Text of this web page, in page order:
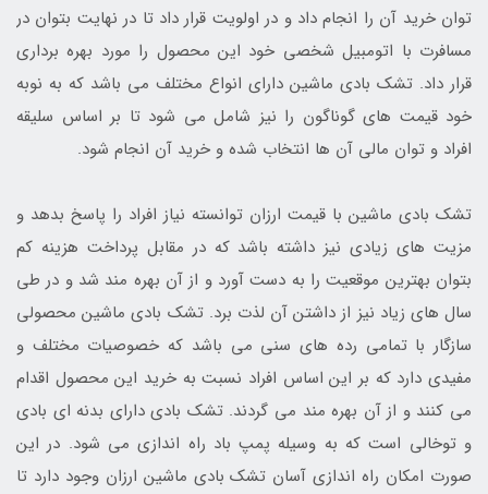
توان خرید آن را انجام داد و در اولویت قرار داد تا در نهایت بتوان در
مسافرت با اتومبیل شخصی خود این محصول را مورد بهره برداری
قرار داد. تشک بادی ماشین دارای انواع مختلف می باشد که به نوبه
خود قیمت های گوناگون را نیز شامل می شود تا بر اساس سلیقه
افراد و توان مالی آن ها انتخاب شده و خرید آن انجام شود.
تشک بادی ماشین با قیمت ارزان توانسته نیاز افراد را پاسخ بدهد و
مزیت های زیادی نیز داشته باشد که در مقابل پرداخت هزینه کم
بتوان بهترین موقعیت را به دست آورد و از آن بهره مند شد و در طی
سال های زیاد نیز از داشتن آن لذت برد. تشک بادی ماشین محصولی
سازگار با تمامی رده های سنی می باشد که خصوصیات مختلف و
مفیدی دارد که بر این اساس افراد نسبت به خرید این محصول اقدام
می کنند و از آن بهره مند می گردند. تشک بادی دارای بدنه ای بادی
و توخالی است که به وسیله پمپ باد راه اندازی می شود. در این
صورت امکان راه اندازی آسان تشک بادی ماشین ارزان وجود دارد تا